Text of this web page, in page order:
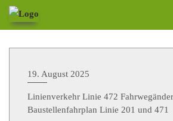
19. August 2025
Linienverkehr Linie 472
Baustellenfahrplan Linie 201 und 471